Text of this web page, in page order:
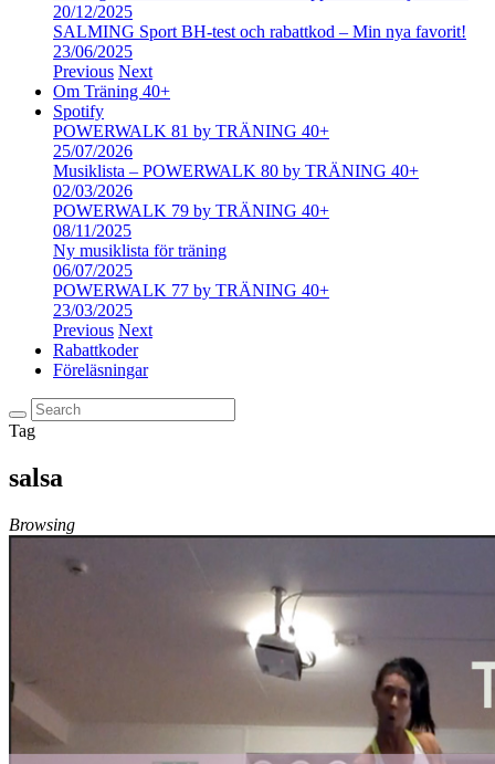
20/12/2025
SALMING Sport BH-test och rabattkod – Min nya favorit!
23/06/2025
Previous Next
Om Träning 40+
Spotify
POWERWALK 81 by TRÄNING 40+
25/07/2026
Musiklista – POWERWALK 80 by TRÄNING 40+
02/03/2026
POWERWALK 79 by TRÄNING 40+
08/11/2025
Ny musiklista för träning
06/07/2025
POWERWALK 77 by TRÄNING 40+
23/03/2025
Previous Next
Rabattkoder
Föreläsningar
Tag
salsa
Browsing